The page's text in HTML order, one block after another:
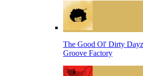
The Good Ol' Dirty Dayz
Groove Factory